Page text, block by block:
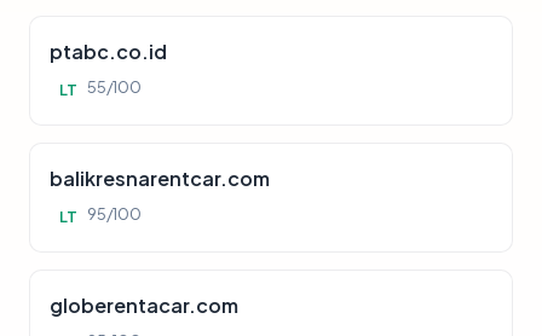
ptabc.co.id
LT 55/100
balikresnarentcar.com
LT 95/100
globerentacar.com